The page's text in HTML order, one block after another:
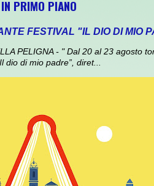
PRIMO PIANO
FESTIVAL "IL DIO DI MIO
PELIGNA - " Dal 20 al 23 agosto
dio di mio padre”, diret...